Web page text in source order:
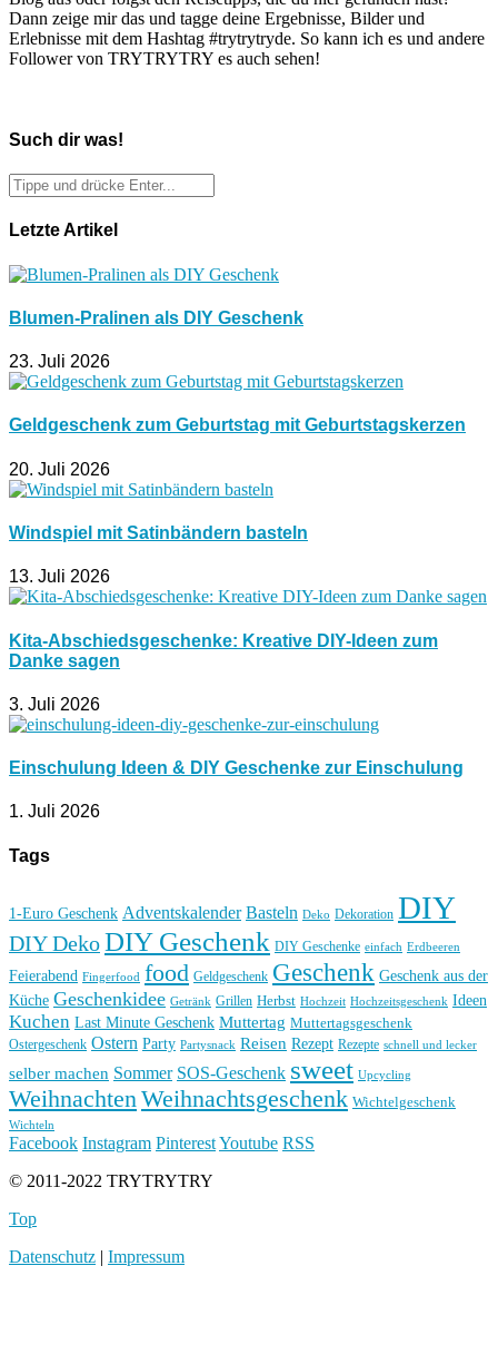
Dann zeige mir das und tagge deine Ergebnisse, Bilder und
Erlebnisse mit dem Hashtag #trytrytryde. So kann ich es und andere
Follower von TRYTRYTRY es auch sehen!
Such dir was!
Letzte Artikel
Blumen-Pralinen als DIY Geschenk
23. Juli 2026
Geldgeschenk zum Geburtstag mit Geburtstagskerzen
20. Juli 2026
Windspiel mit Satinbändern basteln
13. Juli 2026
Kita-Abschiedsgeschenke: Kreative DIY-Ideen zum
Danke sagen
3. Juli 2026
Einschulung Ideen & DIY Geschenke zur Einschulung
1. Juli 2026
Tags
1-Euro Geschenk Adventskalender Basteln Deko Dekoration DIY
DIY DekoDIY Geschenk DIY Geschenke einfach Erdbeeren
Feierabend Fingerfood food Geldgeschenk Geschenk Geschenk aus der
Küche Geschenkidee Getränk Grillen Herbst Hochzeit Hochzeitsgeschenk Ideen
Kuchen Last Minute Geschenk Muttertag Muttertagsgeschenk
Ostergeschenk Ostern Party Partysnack Reisen Rezept Rezepte schnell und lecker
selber machen Sommer SOS-Geschenk sweet Upcycling
WeihnachtenWeihnachtsgeschenk Wichtelgeschenk
Wichteln
Facebook Instagram PinterestYoutube RSS
© 2011-2022 TRYTRYTRY
Top
Datenschutz | Impressum